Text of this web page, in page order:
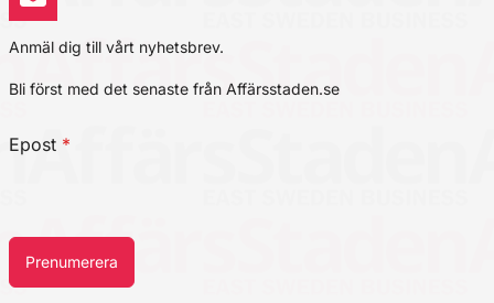
Anmäl dig till vårt nyhetsbrev.
Bli först med det senaste från Affärsstaden.se
Epost *
Prenumerera